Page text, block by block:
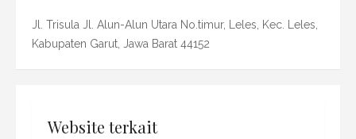
Jl. Trisula Jl. Alun-Alun Utara No.timur, Leles, Kec. Leles,
Kabupaten Garut, Jawa Barat 44152
Website terkait